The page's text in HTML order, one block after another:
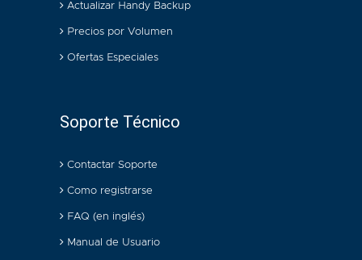
Actualizar Handy Backup
Precios por Volumen
Ofertas Especiales
Soporte Técnico
Contactar Soporte
Como registrarse
FAQ (en inglés)
Manual de Usuario